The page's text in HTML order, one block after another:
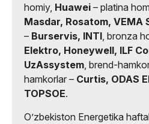
homiy, Huawei – platina
Masdar, Rosatom, VEMA
– Burservis, INTI, bronza
Elektro, Honeywell, ILF
UzAssystem, brend-
hamkorlar – Curtis, ODAS
TOPSOE.
Oʼzbekiston Energetika